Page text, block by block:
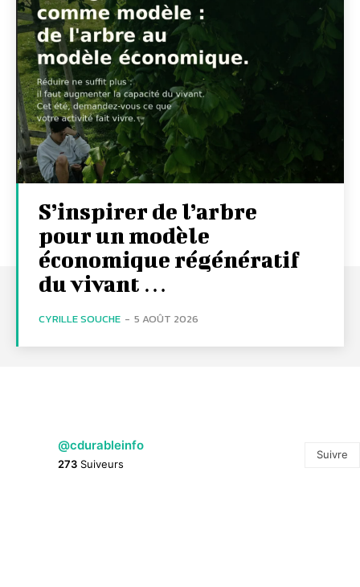
S’inspirer de l’arbre
pour un modèle
économique régénératif
du vivant …
CYRILLE SOUCHE - 5 AOÛT 2026
@cdurableinfo
273 Suiveurs
Suivre